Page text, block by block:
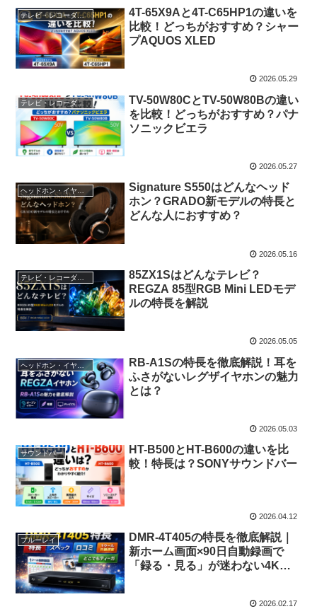
テレビ・レコーダー・オーディオ
4T-65X9Aと4T-C65HP1の違いを
比較！どっちがおすすめ？シャー
プAQUOS XLED
2026.05.29
テレビ・レコーダー・オーディオ
TV-50W80CとTV-50W80Bの違い
を比較！どっちがおすすめ？パナ
ソニックビエラ
2026.05.27
Signature S550はどんなヘッド
ホン？GRADO新モデルの特長と
どんな人におすすめ？
2026.05.16
テレビ・レコーダー・オーディオ
85ZX1Sはどんなテレビ？
REGZA 85型RGB Mini LEDモデ
ルの特長を解説
2026.05.05
RB-A1Sの特長を徹底解説！耳を
ふさがないレグザイヤホンの魅力
とは？
2026.05.03
サウンドバー
HT-B500とHT-B600の違いを比
較！特長は？SONYサウンドバー
2026.04.12
ブルーレイ
DMR-4T405の特長を徹底解説｜
新ホーム画面×90日自動録画で
「録る・見る」が迷わない4Kデ
2026.02.17